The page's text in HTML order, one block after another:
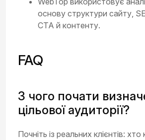
основу структури сайту,
CTA й контенту.
FAQ
З чого почати
цільової аудиторії?
Почніть із реальних клієнтів: